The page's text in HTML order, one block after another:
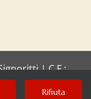
| C.F.:
Rifiuta